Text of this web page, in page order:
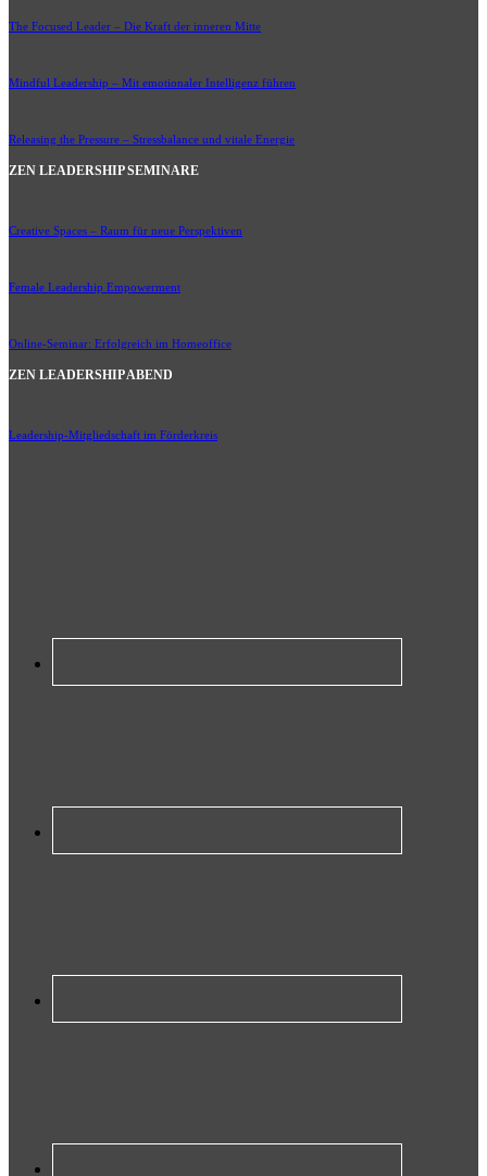
The Focused Leader – Die Kraft der inneren Mitte
Mindful Leadership – Mit emotionaler Intelligenz führen
Releasing the Pressure – Stressbalance und vitale Energie
ZEN LEADERSHIP SEMINARE
Creative Spaces – Raum für neue Perspektiven
Female Leadership Empowerment
Online-Seminar: Erfolgreich im Homeoffice
ZEN LEADERSHIP ABEND
Leadership-Mitgliedschaft im Förderkreis